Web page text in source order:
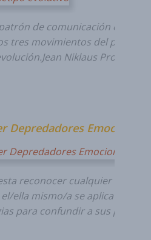
de comunicación que
tres movimientos del principio
Niklaus Producto
Depredadores
reconocer cualquier forma
ella mismo/a se aplica en usar
para confundir a sus